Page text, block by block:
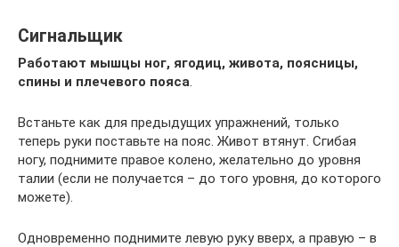
Сигнальщик
Работают мышцы ног, ягодиц, живота, поясницы,
спины и плечевого пояса
Встаньте как для предыдущих упражнений, только
теперь руки поставьте на пояс. Живот втянут. Сгибая
ногу, поднимите правое колено, желательно до уровня
талии (если не получается – до того уровня, до которого
можете).
Одновременно поднимите левую руку вверх, а правую – в